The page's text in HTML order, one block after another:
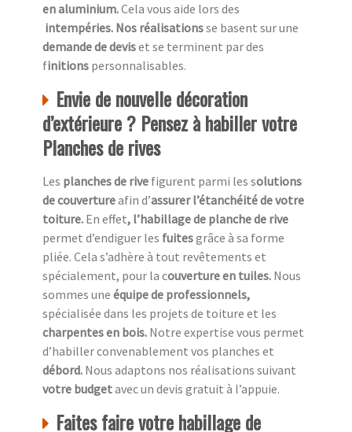
en aluminium.Cela vous aide lors des
intempéries. Nos réalisationsse basent sur une
demande de deviset se terminent par des
finitions personnalisables.
Envie de nouvelle décoration
d’extérieure ? Pensez à habiller votre
Planches de rives
Les planches de rive figurent parmi les solutions
de couvertureafin d’assurer l’étanchéité de votre
toiture. En effet, l’habillage de planche de rive
permet d’endiguer les fuitesgrâce à sa forme
pliée. Cela s’adhère à tout revêtements et
spécialement, pour la couverture en tuiles. Nous
sommes une équipe de professionnels,
spécialisée dans les projets de toiture et les
charpentes en bois. Notre expertise vous permet
d’habiller convenablement vos planches et
débord. Nous adaptons nos réalisations suivant
votre budgetavec un devis gratuit à l’appuie.
Faites faire votre habillage de